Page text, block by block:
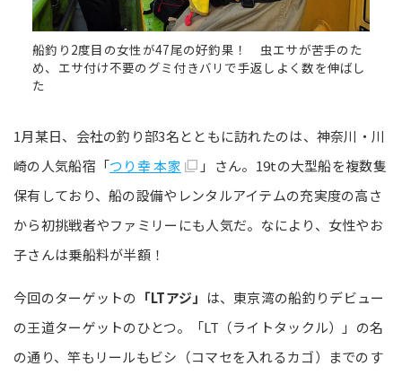
船釣り2度目の女性が47尾の好釣果！ 虫エサが苦手のた
め、エサ付け不要のグミ付きバリで手返しよく数を伸ばし
た
1月某日、会社の釣り部3名とともに訪れたのは、神奈川・川
崎の人気船宿「つり幸 本家
」さん。19tの大型船を複数隻
保有しており、船の設備やレンタルアイテムの充実度の高さ
から初挑戦者やファミリーにも人気だ。なにより、女性やお
子さんは乗船料が半額！
今回のターゲットの 「LTアジ」 は、東京湾の船釣りデビュー
の王道ターゲットのひとつ。「LT（ライトタックル）」の名
の通り、竿もリールもビシ（コマセを入れるカゴ）までのす